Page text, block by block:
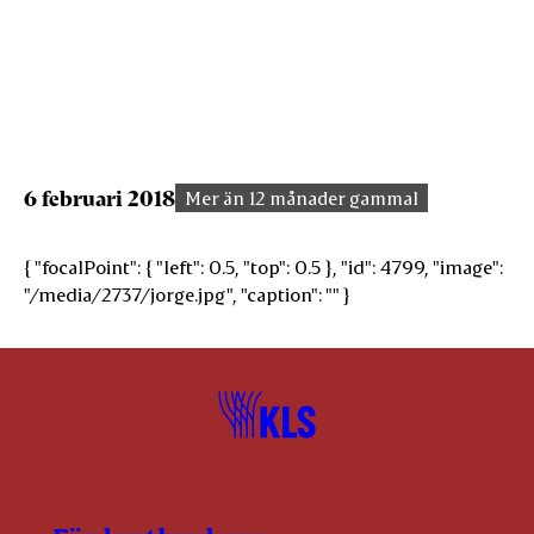
6 februari 2018 Mer än 12 månader gammal
{ "focalPoint": { "left": 0.5, "top": 0.5 }, "id": 4799, "image":
"/media/2737/jorge.jpg", "caption": "" }